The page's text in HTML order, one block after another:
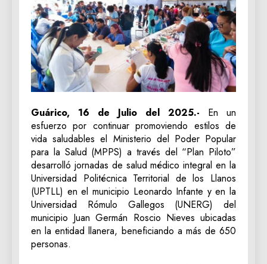
Guárico, 16 de Julio del 2025.- En un
esfuerzo por continuar promoviendo estilos de
vida saludables el Ministerio del Poder Popular
para la Salud (MPPS) a través del “Plan Piloto”
desarrolló jornadas de salud médico integral en la
Universidad Politécnica Territorial de los Llanos
(UPTLL) en el municipio Leonardo Infante y en la
Universidad Rómulo Gallegos (UNERG) del
municipio Juan Germán Roscio Nieves ubicadas
en la entidad llanera, beneficiando a más de 650
personas.